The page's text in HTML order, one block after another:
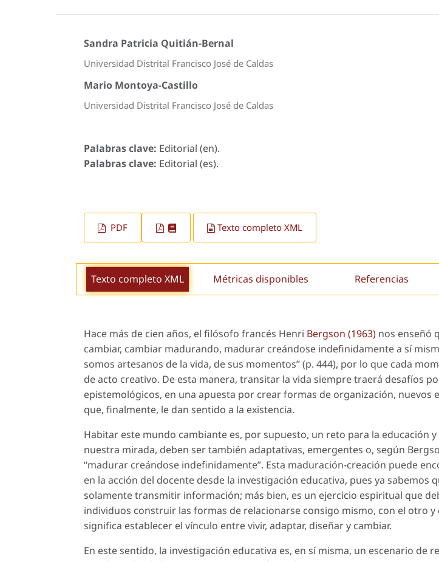
Sandra Patricia Quitián-Bernal
Universidad Distrital Francisco José de Caldas
Mario Montoya-Castillo
Universidad Distrital Francisco José de Caldas
Palabras clave: Editorial (en).
Palabras clave: Editorial (es).
PDF Texto completo XML
Texto completo XML Métricas disponibles Referencias
Hace más de cien años, el filósofo francés Henri Bergson (1963) nos enseñó
cambiar, cambiar madurando, madurar creándose indefinidamente a sí
somos artesanos de la vida, de sus momentos” (p. 444), por lo que cada
de acto creativo. De esta manera, transitar la vida siempre traerá desafíos
epistemológicos, en una apuesta por crear formas de organización, nuevos
que, finalmente, le dan sentido a la existencia.
Habitar este mundo cambiante es, por supuesto, un reto para la educación
nuestra mirada, deben ser también adaptativas, emergentes o, según
“madurar creándose indefinidamente”. Esta maduración-creación puede
en la acción del docente desde la investigación educativa, pues ya sabemos
solamente transmitir información; más bien, es un ejercicio espiritual que
individuos construir las formas de relacionarse consigo mismo, con el otro
significa establecer el vínculo entre vivir, adaptar, diseñar y cambiar.
En este sentido, la investigación educativa es, en sí misma, un escenario de